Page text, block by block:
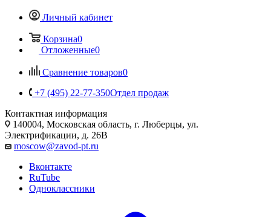
Личный кабинет
Корзина0
Отложенные0
Сравнение товаров0
+7 (495) 22-77-350Отдел продаж
Контактная информация
140004, Московская область, г. Люберцы, ул.
Электрификации, д. 26В
moscow@zavod-pt.ru
Вконтакте
RuTube
Одноклассники